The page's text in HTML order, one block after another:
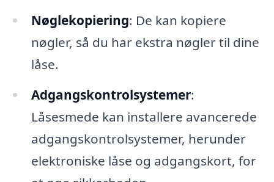
Nøglekopiering: De kan kopiere
nøgler, så du har ekstra nøgler til dine
låse.
Adgangskontrolsystemer:
Låsesmede kan installere avancerede
adgangskontrolsystemer, herunder
elektroniske låse og adgangskort, for